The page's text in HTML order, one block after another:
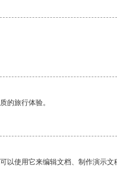
的旅行体验。
使用它来编辑文档、制作演示文